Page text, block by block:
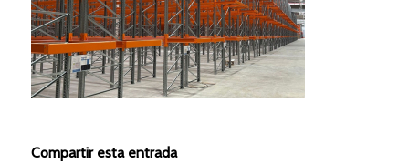
Compartir esta entrada